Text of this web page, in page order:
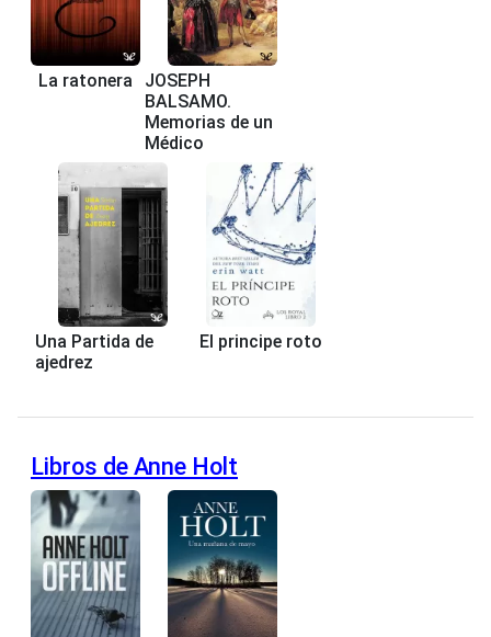
La ratonera
JOSEPH
BALSAMO.
Memorias de un
Médico
Una Partida de
ajedrez
El principe roto
Libros de Anne Holt